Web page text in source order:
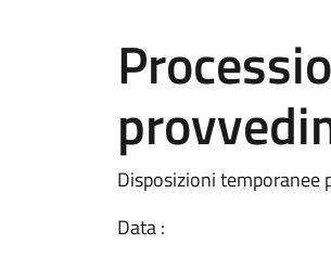
Disposizioni temporanee
Data :